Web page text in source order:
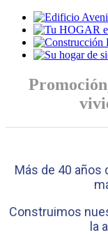
Más de 40 años
Construimos
la